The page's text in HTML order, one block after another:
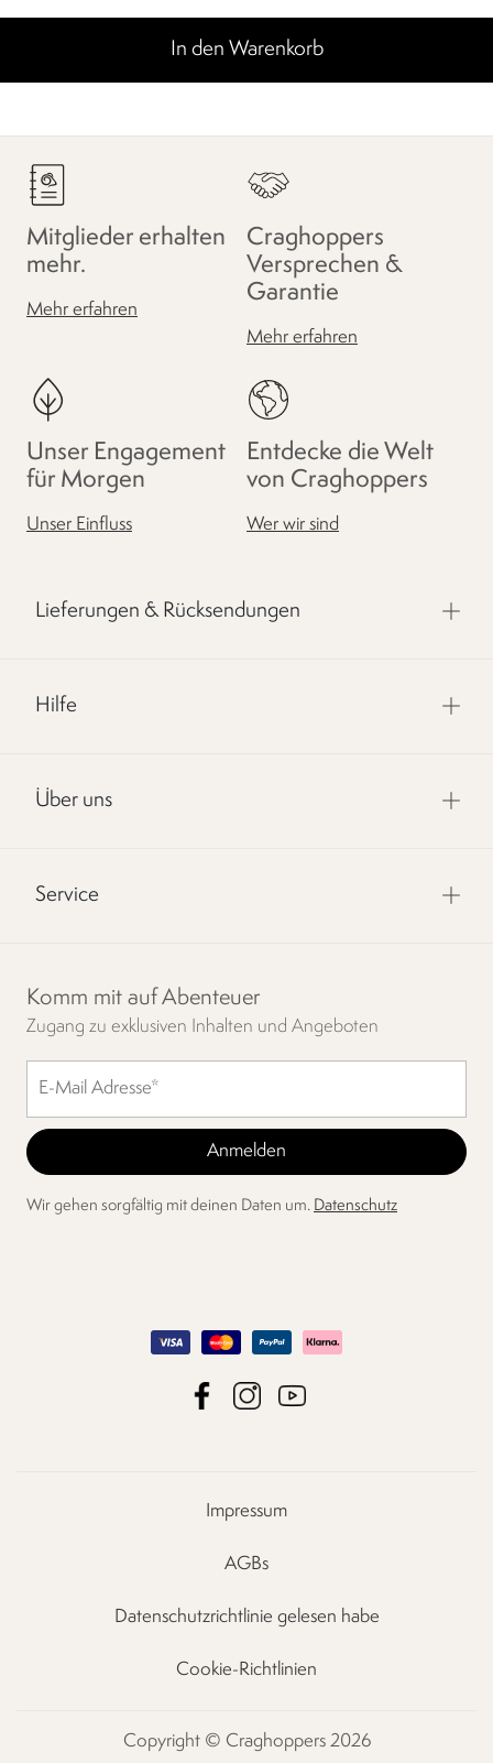
In den Warenkorb
Mitglieder erhalten
mehr.
Mehr erfahren
Craghoppers
Versprechen &
Garantie
Mehr erfahren
Unser Engagement
für Morgen
Unser Einfluss
Entdecke die Welt
von Craghoppers
Wer wir sind
Lieferungen & Rücksendungen
Hilfe
Über uns
Service
Komm mit auf Abenteuer
Zugang zu exklusiven Inhalten und Angeboten
Wir gehen sorgfältig mit deinen Daten um. Datenschutz
Impressum
AGBs
Datenschutzrichtlinie gelesen habe
Cookie-Richtlinien
Copyright © Craghoppers 2026